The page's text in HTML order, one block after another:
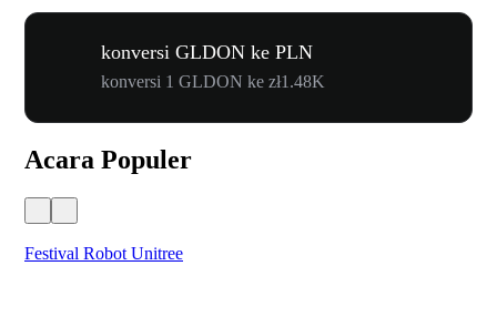
konversi GLDON ke PLN
konversi 1 GLDON ke zł1.48K
Acara Populer
Festival Robot Unitree